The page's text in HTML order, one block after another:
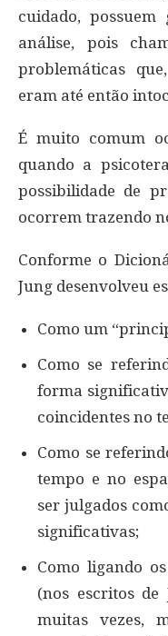
cuidado,
análise, pois
problemáticas
eram até então
É muito comum
quando a
possibilidade de
ocorrem trazendo
Conforme o
Jung desenvolveu
Como um
Como se
forma
coincidentes no
Como se
tempo e no
ser julgados
significativas;
Como ligando
(nos escritos de
muitas vezes,